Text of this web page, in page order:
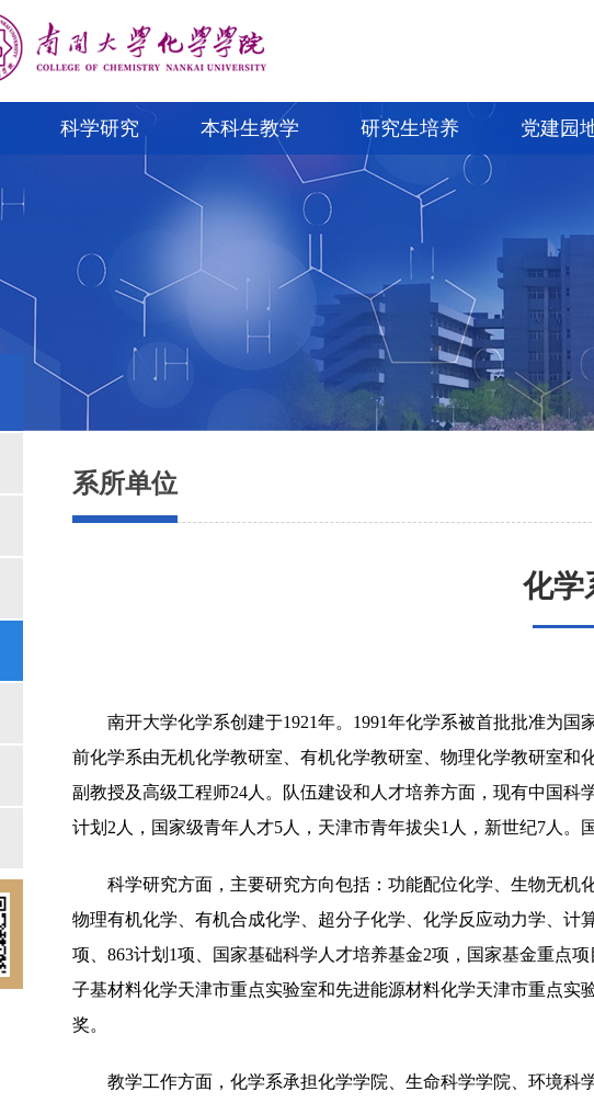
科学研究 本科生教学 研究生培养 党建园
系所单位
化学
南开大学化学系创建于1921年。 1991年化学系被首批批准为国
前化学系由无机化学教研室、有机化学教研室、物理化学教研室和
副教授及高级工程师24人。队伍建设和人才培养方面，现有中国科
计划 2 人，国家级青年人才5人，天津市青年拔尖1 人，新世纪7人。
科学研究方面，主要研究方向包括：功能配位化学、生物无机
物理有机化学、有机合成化学、超分子化学、化学反应动力学、计
项、 863计划 1项、国家基础科学人才培养基金2项，国家基金重点项
子基材料化学天津市重点实验室和先进能源材料化学天津市重点实验
奖。
教学工作方面，化学系承担化学学院、生命科学学院、环境